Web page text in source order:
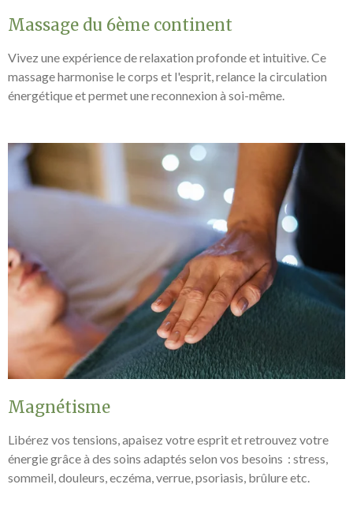
Massage du 6ème continent
Vivez une expérience de relaxation profonde et intuitive. Ce
massage harmonise le corps et l'esprit, relance la circulation
énergétique et permet une reconnexion à soi-même.
Magnétisme
Libérez vos tensions, apaisez votre esprit et retrouvez votre
énergie grâce à des soins adaptés selon vos besoins : stress,
sommeil, douleurs, eczéma, verrue, psoriasis, brûlure etc.